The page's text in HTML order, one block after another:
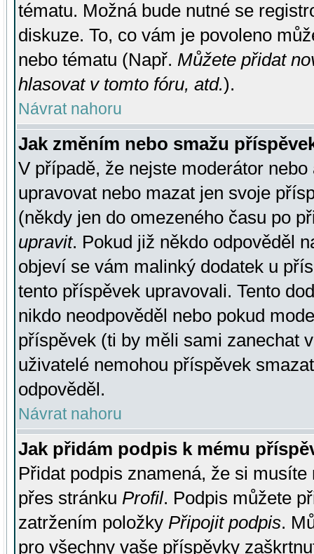
tématu. Možná bude nutné se
diskuze. To, co vám je povoleno
nebo tématu (Např. Můžete přidat
hlasovat v tomto fóru, atd.).
Návrat nahoru
Jak změním nebo smažu
V případě, že nejste moderátor
upravovat nebo mazat jen svoje
(někdy jen do omezeného času po
upravit. Pokud již někdo odpověděl
objeví se vám malinký dodatek u
tento příspěvek upravovali. Tento
nikdo neodpověděl nebo pokud
příspěvek (ti by měli sami zanechat
uživatelé nemohou příspěvek
odpověděl.
Návrat nahoru
Jak přidám podpis k mému
Přidat podpis znamená, že si
přes stránku Profil. Podpis můžete
zatržením položky Připojit podpis.
pro všechny vaše příspěvky